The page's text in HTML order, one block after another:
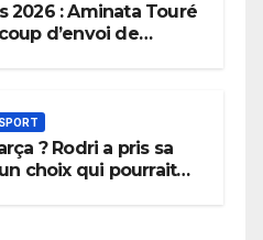
2026 : Aminata Touré
d’envoi de
SPORT
? Rodri a pris sa
choix qui pourrait